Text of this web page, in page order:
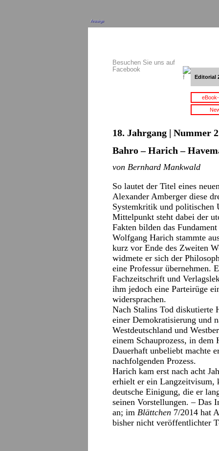
Anzeige
Besuchen Sie uns auf
Facebook
Editorial
18. Jahrgang | Nummer
Bahro – Harich –
von Bernhard Mankwald
So lautet der Titel eines
Alexander Amberger diese
Systemkritik und politischen
Mittelpunkt steht dabei der
Fakten bilden das
Wolfgang Harich stammte
kurz vor Ende des Zweiten
widmete er sich der
eine Professur übernehmen.
Fachzeitschrift und
ihm jedoch eine Parteirüge
widersprachen.
Nach Stalins Tod diskutierte
einer Demokratisierung und
Westdeutschland und
einem Schauprozess, in
Dauerhaft unbeliebt machte
nachfolgenden Prozess.
Harich kam erst nach acht
erhielt er ein Langzeitvisum,
deutsche Einigung, die er
seinen Vorstellungen. – Das
an; im Blättchen 7/2014 hat
bisher nicht veröffentlichter